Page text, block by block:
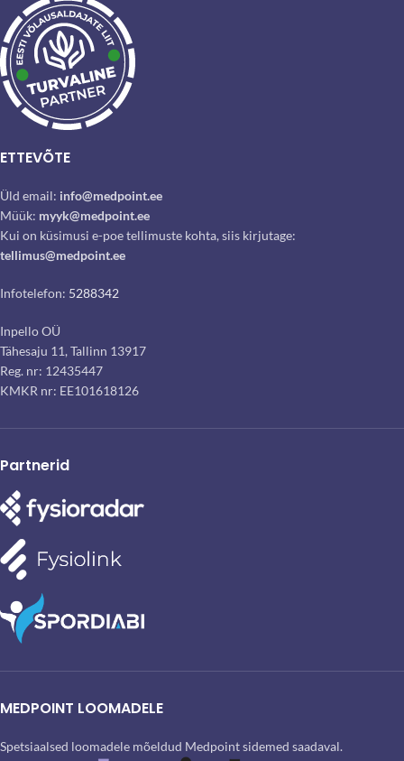
ETTEVÕTE
Üld email: info@medpoint.ee
Müük: myyk@medpoint.ee
Kui on küsimusi e-poe tellimuste kohta, siis kirjutage:
tellimus@medpoint.ee
Infotelefon: 5288342
Inpello OÜ
Tähesaju 11, Tallinn 13917
Reg. nr: 12435447
KMKR nr: EE101618126
Partnerid
MEDPOINT LOOMADELE
Spetsiaalsed loomadele mõeldud Medpoint sidemed saadaval.